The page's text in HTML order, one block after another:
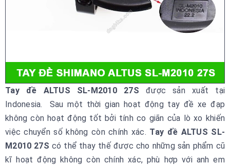
Tay đề ALTUS SL-M2010 27Sđược sản xuất tại
Indonesia.
Sau một thời gian hoạt động tay đề xe đạp
không còn hoạt động tốt bởi tính co giãn của lò xo khiến
việc chuyển số không còn chính xác. Tay đề ALTUS SL-
M2010 27S có thể thay thế được cho những sản phẩm cũ
kĩ hoạt động không còn chính xác, phù hợp với anh em